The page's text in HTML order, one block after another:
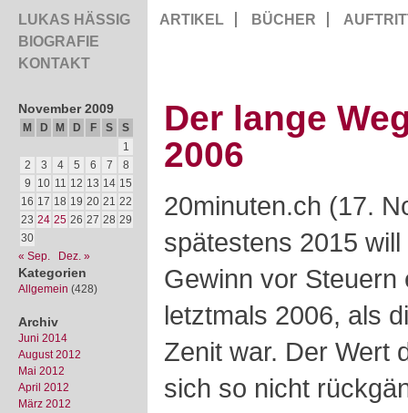
LUKAS HÄSSIG
BIOGRAFIE
KONTAKT
ARTIKEL BÜCHER
November 2009
M D M D F S
S
1
2
3 4 5 6 7
8
9
10 11 12 13 14 15
16 17 18 19 20 21 22
23 24 25 26 27 28 29
30
« Sep.
Dez. »
Kategorien
Allgemein (428)
Archiv
Juni 2014
August 2012
Mai 2012
April 2012
März 2012
Der lange
2006
20minuten.ch (17.
spätestens 2015
Gewinn vor
letztmals 2006, als
Zenit war. Der Wert
sich so nicht